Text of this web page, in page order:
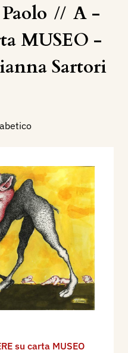
// A -
MUSEO -
Sartori
su carta MUSEO